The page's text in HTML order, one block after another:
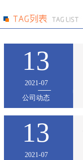
13
2021-07
公司动态
13
2021-07